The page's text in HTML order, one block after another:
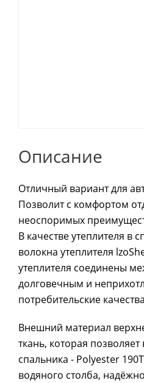
Описание
Отличный вариант для
Позволит с комфортом
неоспоримых
В качестве утеплителя в
волокна утеплителя
утеплителя соединены
долговечным и
потребительские
Внешний материал
ткань, которая
спальника - Polyester
водяного столба,